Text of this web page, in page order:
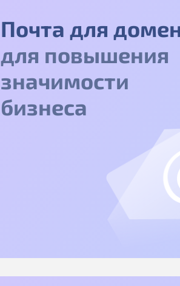
Почта для
для повышения
значимости
бизнеса